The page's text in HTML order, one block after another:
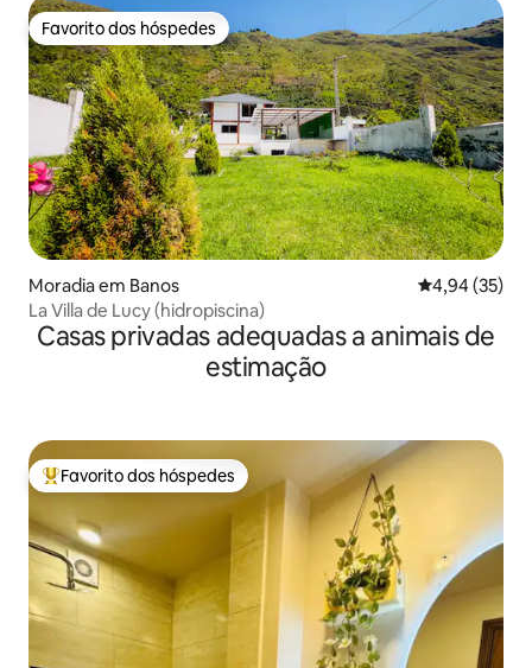
Favorito dos hóspedes
Favorito dos hóspedes
Moradia em Banos Classificação
4,94 (35)
La Villa de Lucy (hidropiscina)
Casas privadas adequadas a animais de
estimação
Favoritos dos hóspedes mais apreciados
Favorito dos hóspedes